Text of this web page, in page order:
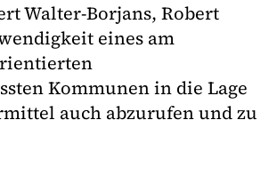
Walter-Borjans, Robert
eines am
Kommunen in die Lage
auch abzurufen und zu